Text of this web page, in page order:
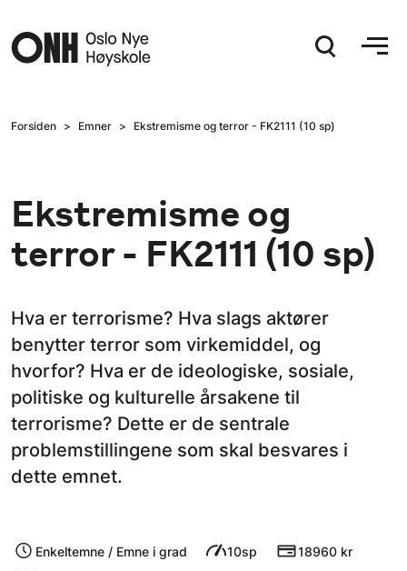
Forsiden Emner Ekstremisme og terror - FK2111 (10 sp)
Ekstremisme og
terror - FK2111 (10 sp)
Hva er terrorisme? Hva slags aktører
benytter terror som virkemiddel, og
hvorfor? Hva er de ideologiske, sosiale,
politiske og kulturelle årsakene til
terrorisme? Dette er de sentrale
problemstillingene som skal besvares i
dette emnet.
Enkeltemne / Emne i grad 10sp
18960 kr